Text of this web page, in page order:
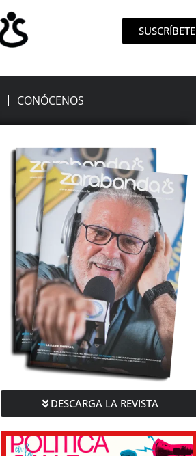
SUSCRÍBETE
CONÓCENOS
DESCARGA LA REVISTA